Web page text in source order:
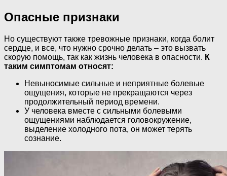
Опасные признаки
Но существуют также тревожные признаки, когда болит
сердце, и все, что нужно срочно делать – это вызвать
скорую помощь, так как жизнь человека в опасности. К
таким симптомам относят:
Невыносимые сильные и неприятные болевые
ощущения, которые не прекращаются через
продолжительный период времени.
У человека вместе с сильными болевыми
ощущениями наблюдается головокружение,
выделение холодного пота, он может терять
сознание.